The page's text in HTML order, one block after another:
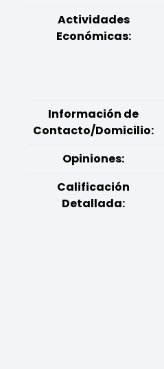
Actividades
Económicas:
Información de
Contacto/Domicilio:
Opiniones:
Calificación
Detallada: